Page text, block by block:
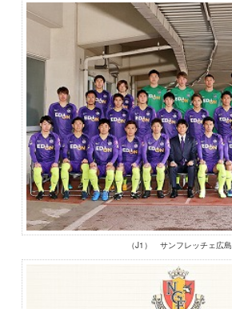
（J1） サンフレッチェ広島